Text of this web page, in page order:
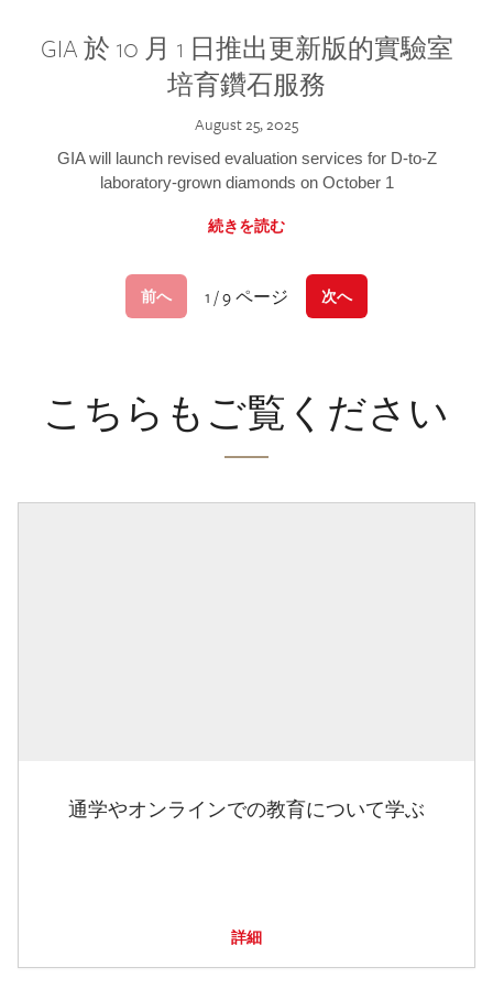
GIA 於 10 月 1 日推出更新版的實驗室
培育鑽石服務
August 25, 2025
GIA will launch revised evaluation services for D-to-Z
laboratory-grown diamonds on October 1
続きを読む
前へ 1 / 9 ページ 次へ
こちらもご覧ください
通学やオンラインでの教育について学ぶ
詳細